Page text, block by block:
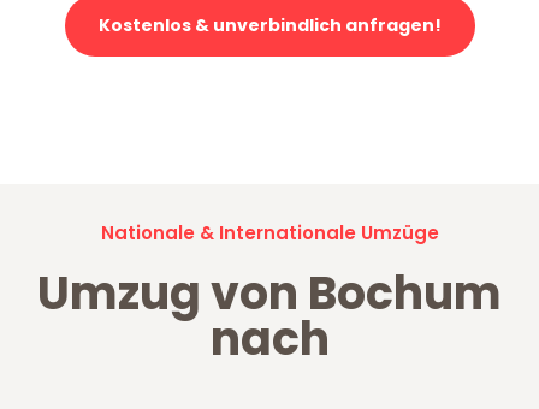
Kostenlos & unverbindlich anfragen!
Nationale & Internationale Umzüge
Umzug von Bochum
nach